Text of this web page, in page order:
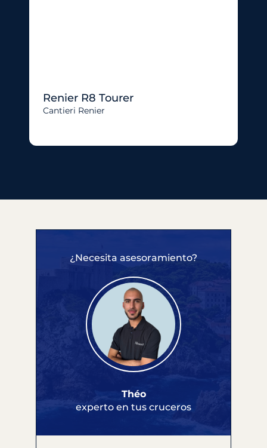
Renier R8 Tourer
Cantieri Renier
¿Necesita asesoramiento?
Théo
experto en tus cruceros